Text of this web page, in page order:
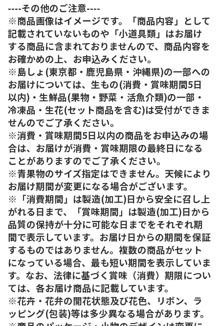
----その他のご注意----
※商品画像はイメージです。「商品内容」として
記載されていないものや「小道具類」はお届け
する商品に含まれておりませんので、商品内容を
お確かめの上、お申込みください。
※島しょ(東京都・鹿児島県・沖縄県)の一部への
お届けについては、生もの(消費・賞味期間5日
以内)・生鮮品(果物・野菜・活魚介類)の一部・
冷凍品・生花(セット商品を含む)は受付ができま
せんのでご了承ください。
※消費・賞味期間5日以内の商品をお申込みの場
合は、お届けが消費・賞味期限の最終日になる
ことがありますのでご了承ください。
※青果物のサイズ指定はできません。天候により
お届け期間が変更になる場合がございます。
※「消費期間」は製造(加工)日から安全に召し上
がれる日まで、「賞味期間」は製造(加工)日から
品質の保持が十分に可能な日までをそれぞれ期
間で表示しています。お届け日からの期間を保証
するものではありません。複数の商品がセット
になっている場合、最も短い期間を表示していま
す。なお、法律に基づく賞味（消費）期限につい
ては、各お届け商品に記載しています。
※花卉・花弁の開花状態及び花色、リボン、ラ
ッピング(包装)等は多少異なる場合があります。